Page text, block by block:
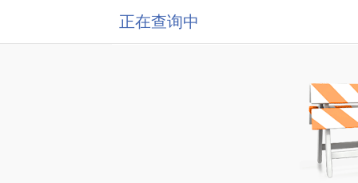
正在查询中